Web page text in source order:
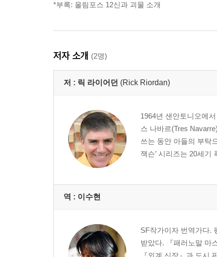
*부록: 올림포스 12신과 괴물 소개
저자 소개 (2명)
저 : 릭 라이어던 (Rick Riordan)
1964년 샌안토니오에
스 나바르(Tres
쓰는 동안 아들의 부탁
잭슨’ 시리즈는 20세기
역 : 이수현
SF작가이자 번역가다.
받았다. 『패러노말 마